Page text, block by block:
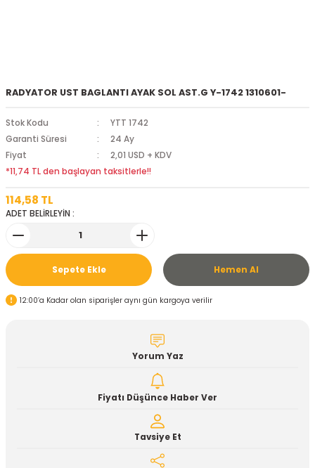
RADYATOR UST BAGLANTI AYAK SOL AST.G Y-1742 1310601-
Stok Kodu
YTT 1742
Garanti Süresi
24 Ay
Fiyat
2,01 USD + KDV
*11,74 TL den başlayan taksitlerle!!
114,58 TL
ADET BELİRLEYİN :
Sepete Ekle Hemen Al
12:00’a Kadar olan siparişler aynı gün kargoya verilir
Yorum Yaz
Fiyatı Düşünce Haber Ver
Tavsiye Et